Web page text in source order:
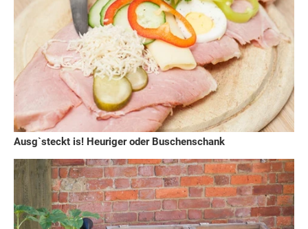
Ausg`steckt is! Heuriger oder Buschenschank